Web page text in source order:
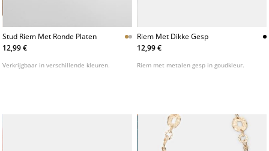
Stud Riem Met Ronde Platen
12,99 €
Verkrijgbaar in verschillende kleuren.
Riem Met Dikke Gesp
12,99 €
Riem met metalen gesp in goudkleur.